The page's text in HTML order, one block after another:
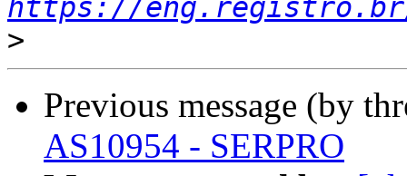
https://
>
Previous message (by
AS10954 - SERPRO